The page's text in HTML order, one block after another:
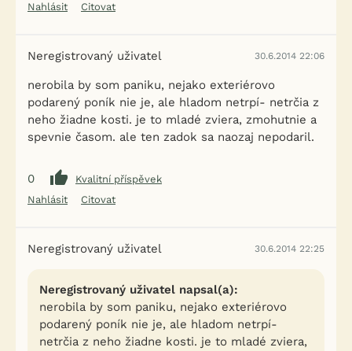
Nahlásit
Citovat
Neregistrovaný uživatel 30.6.2014 22:06
nerobila by som paniku, nejako exteriérovo
podarený poník nie je, ale hladom netrpí- netrčia z
neho žiadne kosti. je to mladé zviera, zmohutnie a
spevnie časom. ale ten zadok sa naozaj nepodaril.
0
Kvalitní příspěvek
Nahlásit
Citovat
Neregistrovaný uživatel 30.6.2014 22:25
Neregistrovaný uživatel napsal(a):
nerobila by som paniku, nejako exteriérovo
podarený poník nie je, ale hladom netrpí-
netrčia z neho žiadne kosti. je to mladé zviera,